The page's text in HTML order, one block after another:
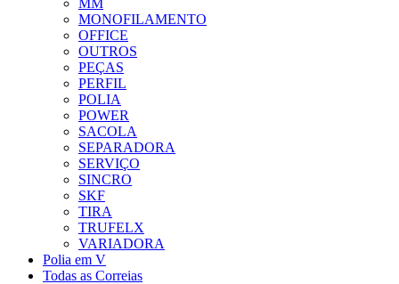
MM
MONOFILAMENTO
OFFICE
OUTROS
PEÇAS
PERFIL
POLIA
POWER
SACOLA
SEPARADORA
SERVIÇO
SINCRO
SKF
TIRA
TRUFELX
VARIADORA
Polia em V
Todas as Correias